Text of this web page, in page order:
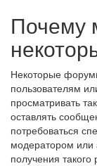
Почему
Некоторые
пользователям
просматривать
оставлять
потребоваться
модератором
получения